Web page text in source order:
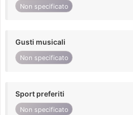
Non specificato
Gusti musicali
Non specificato
Sport preferiti
Non specificato